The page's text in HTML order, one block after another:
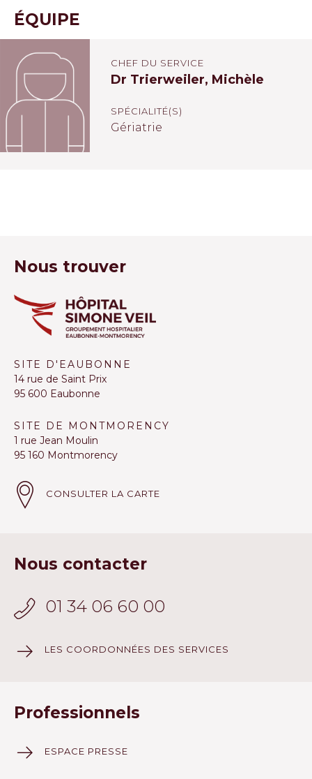
ÉQUIPE
CHEF DU SERVICE
Dr Trierweiler, Michèle
SPÉCIALITÉ(S)
Gériatrie
Nous trouver
SITE D'EAUBONNE
14 rue de Saint Prix
95 600 Eaubonne
SITE DE MONTMORENCY
1 rue Jean Moulin
95 160 Montmorency
CONSULTER LA CARTE
Nous contacter
01 34 06 60 00
LES COORDONNÉES DES SERVICES
Professionnels
ESPACE PRESSE